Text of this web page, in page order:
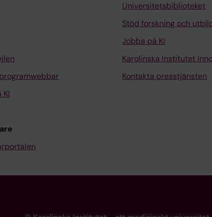
KI
Universitetsbiblioteket
Stöd forskning och
Jobba på KI
Karolinska Institutet
Kontakta presstjänsten